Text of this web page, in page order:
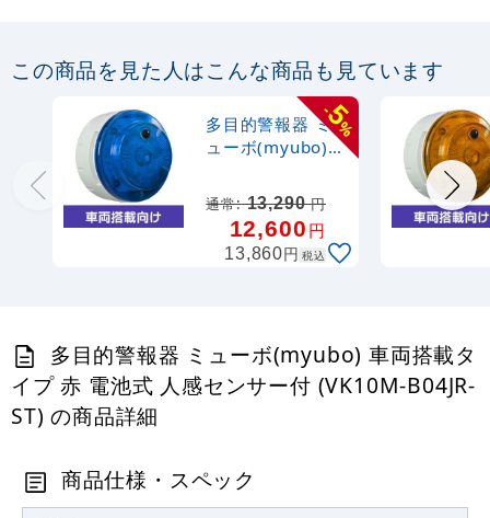
この商品を見た人はこんな商品も見ています
-
5
%
多目的警報器 ミ
ューボ(myubo)
青 電池式 人感セ
ンサー付
(VK10M-B04JB-
ST)
通常:13,290円
12,600円
13,860円 税込
多目的警報器 ミューボ(myubo) 車両搭載タ
イプ 赤 電池式 人感センサー付 (VK10M-B04JR-
ST) の商品詳細
商品仕様・スペック